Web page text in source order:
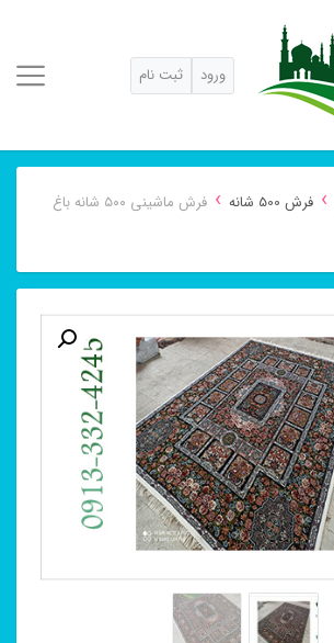
ورود ثبت نام
› فرش 500 شانه ›
فرش ماشینی ۵۰۰ شانه باغ